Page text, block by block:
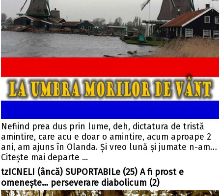
Nefiind prea dus prin lume, deh, dictatura de tristă
amintire, care acu e doar o amintire, acum aproape 2
ani, am ajuns în Olanda. Și vreo lună și jumate n-am…
Citeşte mai departe ...
tzICNELI (âncă) SUPORTABILe (25) A fi prost e
omenește… perseverare diabolicum (2)